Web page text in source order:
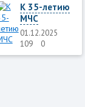
К 35-летию
МЧС
01.12.2025
109
0